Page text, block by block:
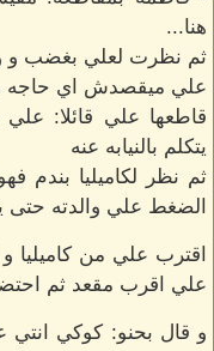
هنا...
ثم نظرت لعلي بغضب و
علي ميقصدش اي حاجه
قاطعها علي قائلا:
يتكلم بالنيابه عنه
ثم نظر لكاميليا بندم
الضغط علي والدته حتى
اقترب علي من
علي اقرب مقعد ثم
و قال بحنو: كوكي انتي